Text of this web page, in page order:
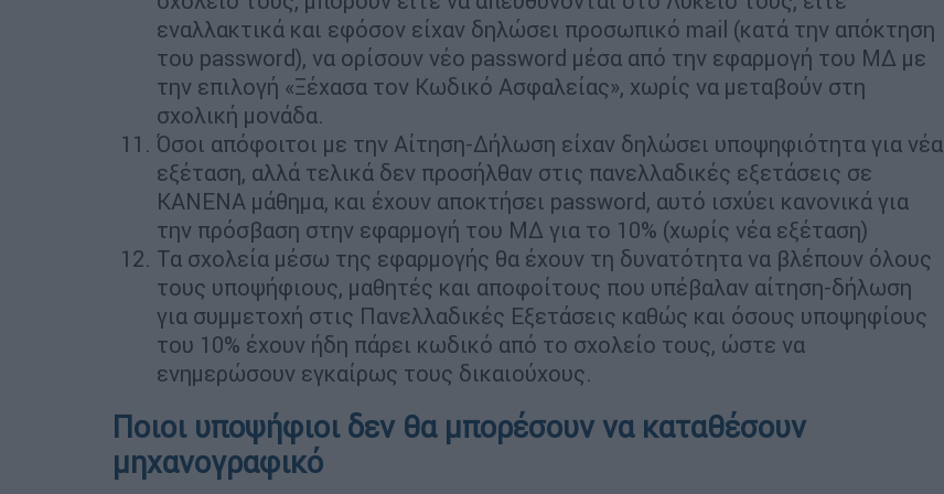
εναλλακτικά και εφόσον είχαν δηλώσει προσωπικό mail (κατά την απόκτηση
του password), να ορίσουν νέο password μέσα από την εφαρμογή του ΜΔ με
την επιλογή «Ξέχασα τον Κωδικό Ασφαλείας», χωρίς να μεταβούν στη
σχολική μονάδα.
Όσοι απόφοιτοι με την Αίτηση-Δήλωση είχαν δηλώσει υποψηφιότητα για νέα
εξέταση, αλλά τελικά δεν προσήλθαν στις πανελλαδικές εξετάσεις σε
ΚΑΝΕΝΑ μάθημα, και έχουν αποκτήσει password, αυτό ισχύει κανονικά για
την πρόσβαση στην εφαρμογή του ΜΔ για το 10% (χωρίς νέα εξέταση)
Τα σχολεία μέσω της εφαρμογής θα έχουν τη δυνατότητα να βλέπουν όλους
τους υποψήφιους, μαθητές και αποφοίτους που υπέβαλαν αίτηση-δήλωση
για συμμετοχή στις Πανελλαδικές Εξετάσεις καθώς και όσους υποψηφίους
του 10% έχουν ήδη πάρει κωδικό από το σχολείο τους, ώστε να
ενημερώσουν εγκαίρως τους δικαιούχους.
Ποιοι υποψήφιοι δεν θα μπορέσουν να καταθέσουν
μηχανογραφικό